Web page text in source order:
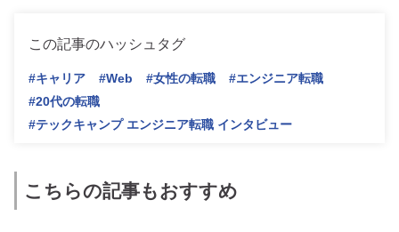
この記事のハッシュタグ
#キャリア #Web #女性の転職
#エンジニア転職
#20代の転職
#テックキャンプ エンジニア転職 インタビュー
こちらの記事もおすすめ